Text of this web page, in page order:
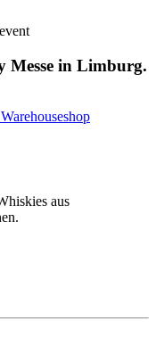
Messe in Limburg.
aus